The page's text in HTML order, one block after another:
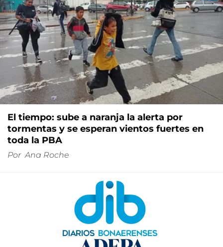
El tiempo: sube a naranja la alerta por
tormentas y se esperan vientos fuertes en
toda la PBA
Por Ana Roche